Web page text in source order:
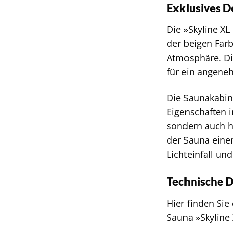
Exklusives
Die »Skyline
der beigen
Atmosphäre.
für ein
Die
Eigenschaften
sondern auch
der Sauna
Lichteinfall
Technische
Hier finden Sie
Sauna